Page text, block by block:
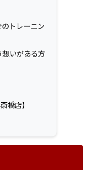
トレーニン
想いがある方
橋店】